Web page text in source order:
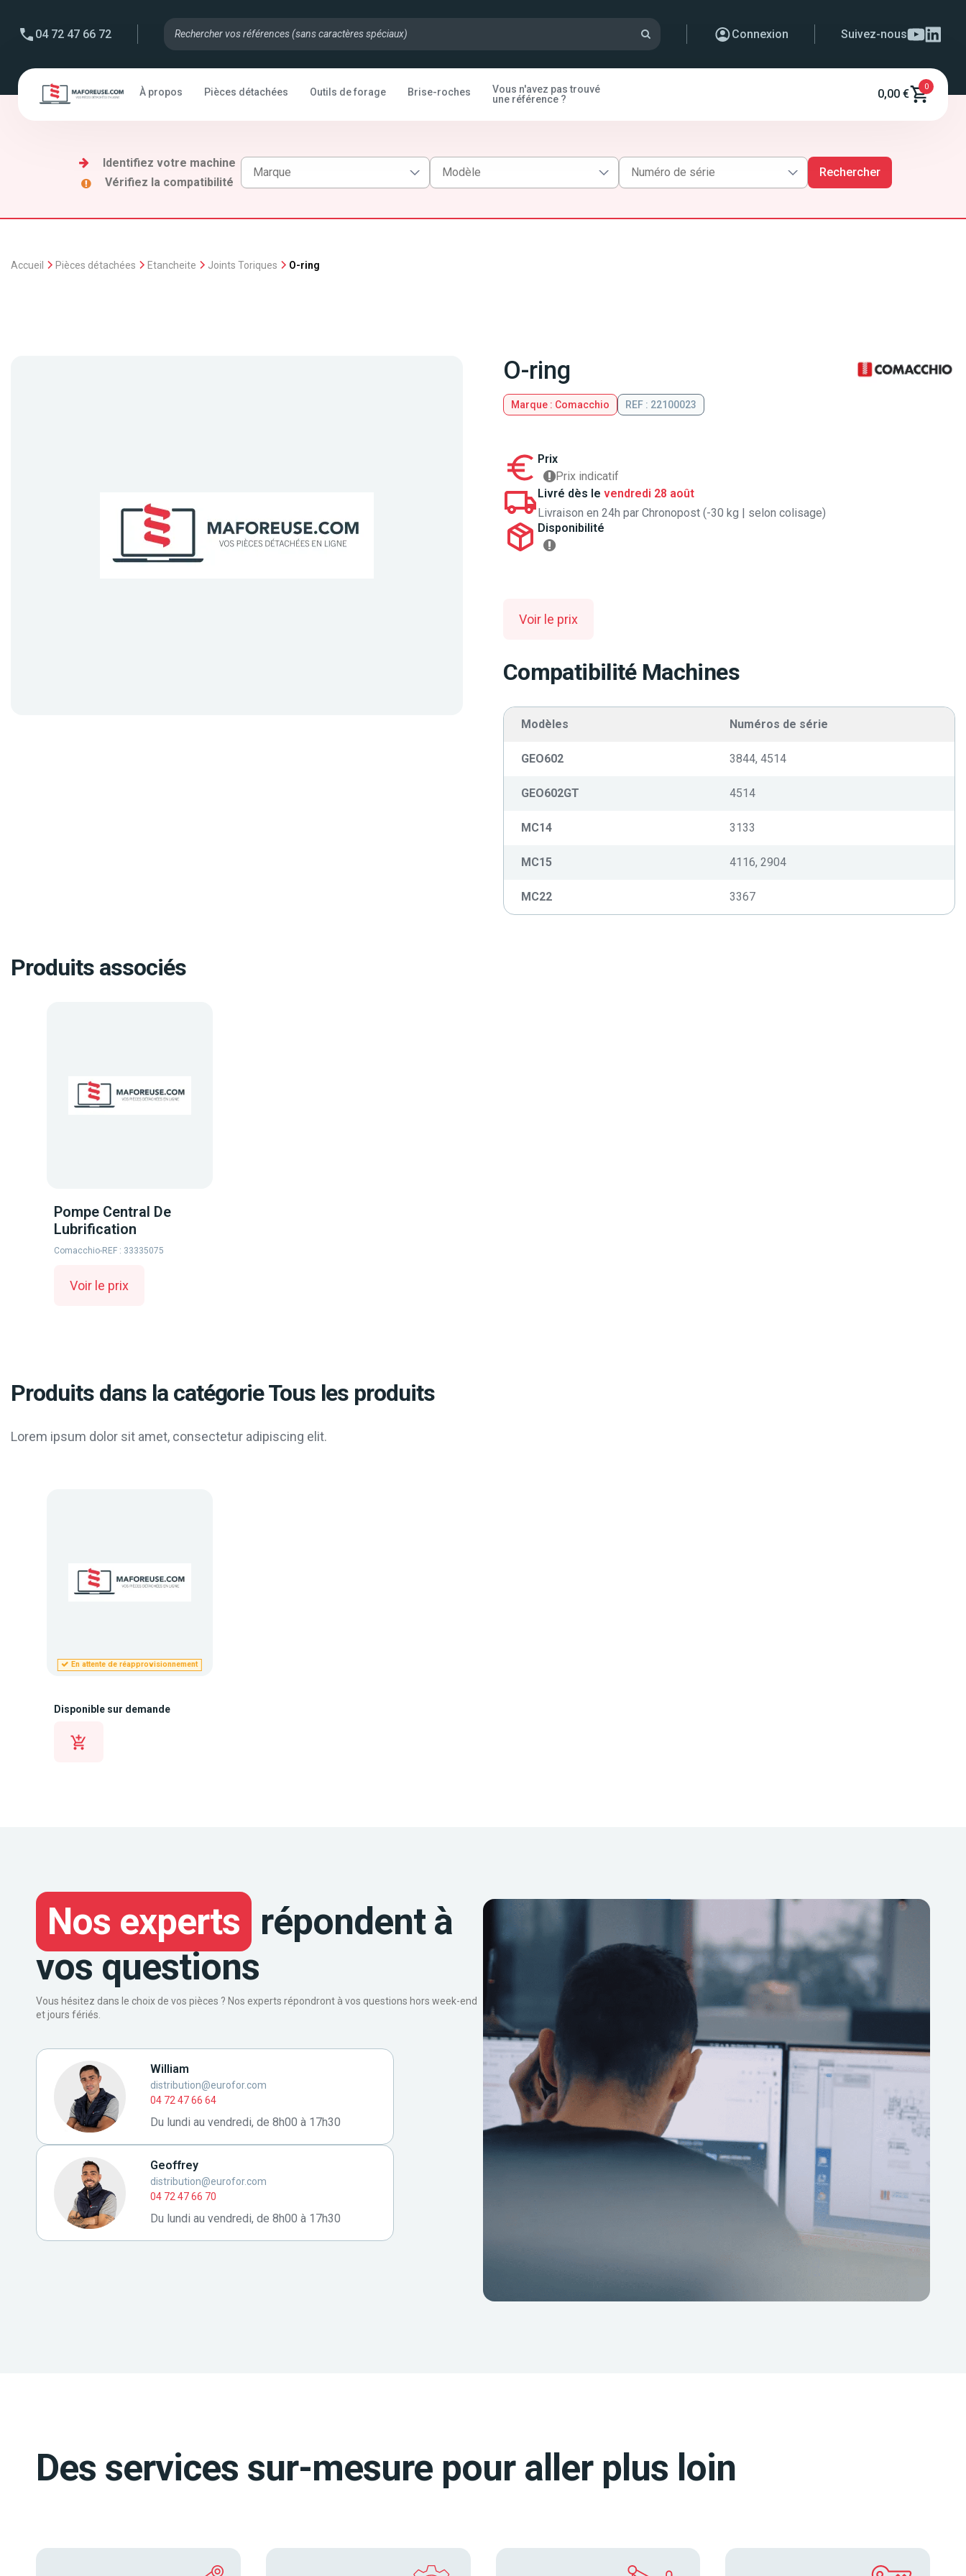
04 72 47 66 72 Connexion Suivez-nous
À propos Pièces détachées Outils de forage Brise-roches
Vous n'avez pas trouvé
une référence ?
0,00 €
0
Identifiez votre machine
Vérifiez la compatibilité
Rechercher
Accueil Pièces détachées Etancheite Joints Toriques O-ring
O-ring
Marque : Comacchio REF : 22100023
Prix
Prix indicatif
Livré dès le vendredi 28 août
Livraison en 24h par Chronopost (-30 kg | selon colisage)
Disponibilité
Voir le prix
Compatibilité Machines
Modèles Numéros de série
GEO602 3844, 4514
GEO602GT 4514
MC14 3133
MC15 4116, 2904
MC22 3367
Produits associés
Pompe Central De
Lubrification
Comacchio-REF : 33335075
Voir le prix
Produits dans la catégorie Tous les produits
Lorem ipsum dolor sit amet, consectetur adipiscing elit.
En attente de réapprovisionnement
Disponible sur demande
Nos experts répondent à
vos questions
Vous hésitez dans le choix de vos pièces ? Nos experts répondront à vos questions hors week-end
et jours fériés.
William
distribution@eurofor.com
04 72 47 66 64
Du lundi au vendredi, de 8h00 à 17h30
Geoffrey
distribution@eurofor.com
04 72 47 66 70
Du lundi au vendredi, de 8h00 à 17h30
Des services sur-mesure pour aller plus loin